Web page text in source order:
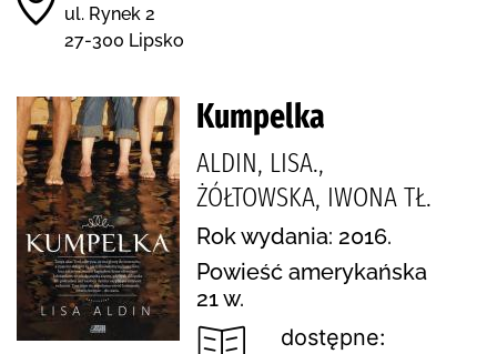
ul. Rynek 2
27-300 Lipsko
Kumpelka
ALDIN, LISA.,
ŻÓŁTOWSKA, IWONA TŁ.
Rok wydania: 2016.
Powieść amerykańska
21 w.
dostępne: